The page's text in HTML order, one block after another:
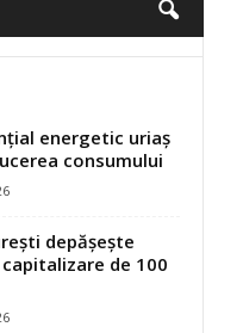
energetic uriaș
consumului
depășește
de 100